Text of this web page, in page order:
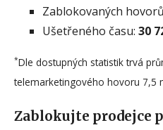
Zablokovaných
Ušetřeného času: 30
*Dle dostupných statistik trvá
telemarketingového hovoru 7,5
Zablokujte prodejce